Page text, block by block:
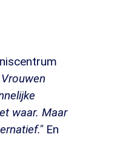
waar. Maar
En